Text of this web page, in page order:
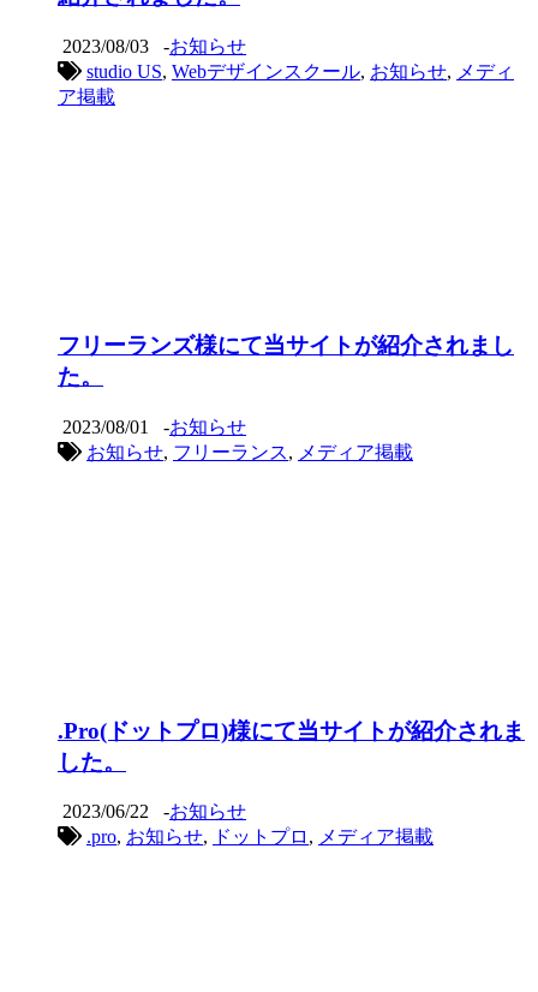
2023/08/03 -お知らせ
studio US, Webデザインスクール, お知らせ, メディ
ア掲載
フリーランズ様にて当サイトが紹介されまし
た。
2023/08/01 -お知らせ
お知らせ, フリーランス, メディア掲載
.Pro(ドットプロ)様にて当サイトが紹介されま
した。
2023/06/22 -お知らせ
.pro, お知らせ, ドットプロ , メディア掲載